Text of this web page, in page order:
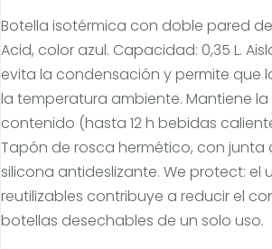
Botella isotérmica con doble pared
Acid, color azul. Capacidad: 0,35 L.
evita la condensación y permite que
la temperatura ambiente. Mantiene
contenido (hasta 12 h bebidas
Tapón de rosca hermético, con junta
silicona antideslizante. We protect: el
reutilizables contribuye a reducir el
botellas desechables de un solo uso.